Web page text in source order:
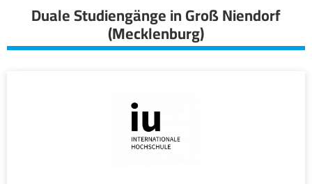
Duale Studiengänge in Groß Niendorf
(Mecklenburg)